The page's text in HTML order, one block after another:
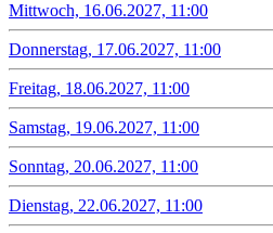
Mittwoch, 16.06.2027, 11:00
Donnerstag, 17.06.2027, 11:00
Freitag, 18.06.2027, 11:00
Samstag, 19.06.2027, 11:00
Sonntag, 20.06.2027, 11:00
Dienstag, 22.06.2027, 11:00